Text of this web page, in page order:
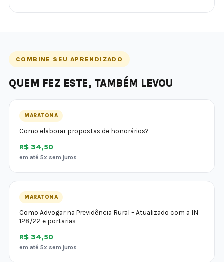
COMBINE SEU APRENDIZADO
QUEM FEZ ESTE, TAMBÉM LEVOU
MARATONA
Como elaborar propostas de honorários?
R$ 34,50
em até 5x sem juros
MARATONA
Como Advogar na Previdência Rural – Atualizado com a IN
128/22 e portarias
R$ 34,50
em até 5x sem juros